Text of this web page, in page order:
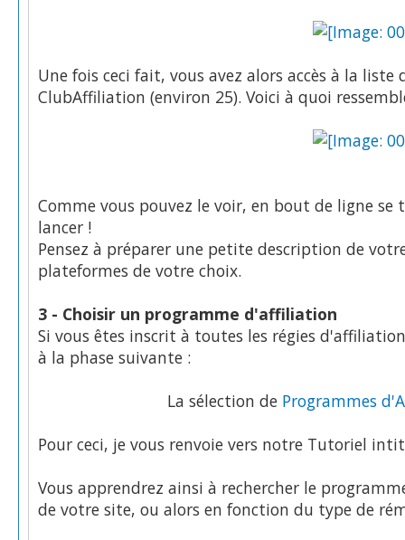
Une fois ceci fait, vous avez alors accès à la
ClubAffiliation (environ 25). Voici à quoi
Comme vous pouvez le voir, en bout de ligne
lancer !
Pensez à préparer une petite description de
plateformes de votre choix.
3 - Choisir un programme d'affiliation
Si vous êtes inscrit à toutes les régies
à la phase suivante :
La sélection de Programmes
Pour ceci, je vous renvoie vers notre Tutoriel
Vous apprendrez ainsi à rechercher le
de votre site, ou alors en fonction du type de